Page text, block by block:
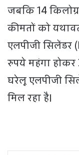
जबकि 14
कीमतों को
एलपीजी सिलेंडर
रुपये महंगा होकर
घरेलू एलपीजी
मिल रहा है।